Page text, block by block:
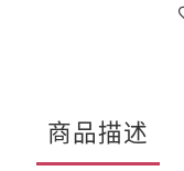
商品描述